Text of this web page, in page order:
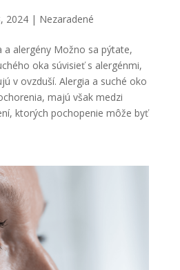
2024| Nezaradené
a alergény Možno sa pýtate,
oka súvisieť s alergénmi,
v ovzduší. Alergia a suché oko
majú však medzi
ktorých pochopenie môže byť